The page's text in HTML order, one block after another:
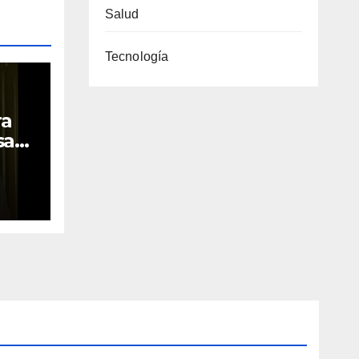
Salud
Tecnología